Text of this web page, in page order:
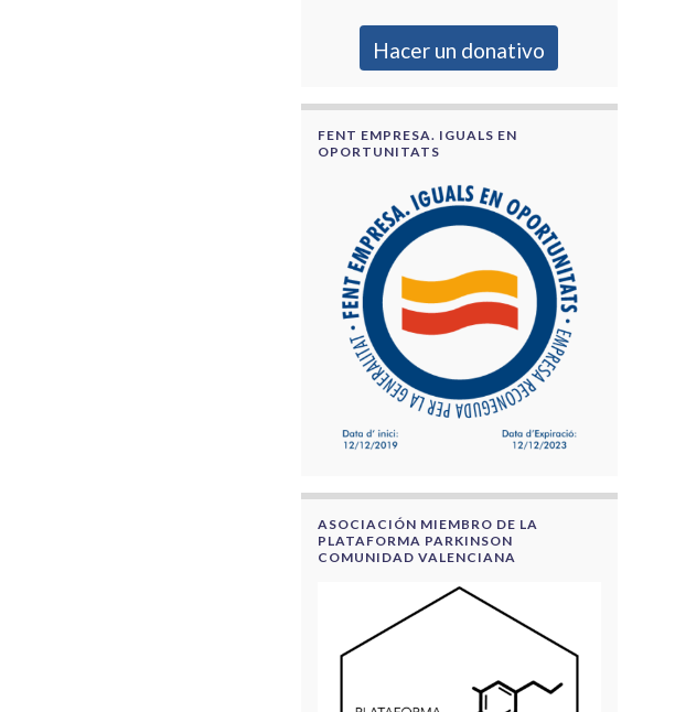
Hacer un donativo
FENT EMPRESA. IGUALS EN
OPORTUNITATS
ASOCIACIÓN MIEMBRO DE LA
PLATAFORMA PARKINSON
COMUNIDAD VALENCIANA